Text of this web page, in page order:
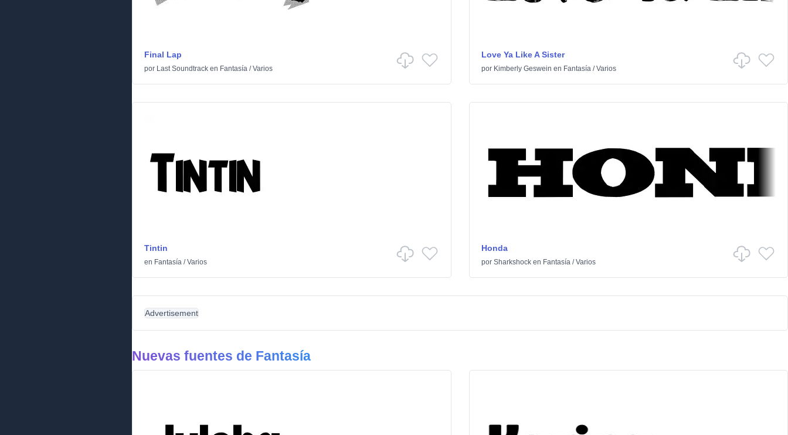
Final Lap
por Last Soundtrack en Fantasía /Varios
Love Ya Like A Sister
por Kimberly Geswein en Fantasía/Varios
Tintin
en Fantasía /Varios
Honda
por Sharkshocken Fantasía/Varios
Advertisement
Nuevas fuentes de Fantasía